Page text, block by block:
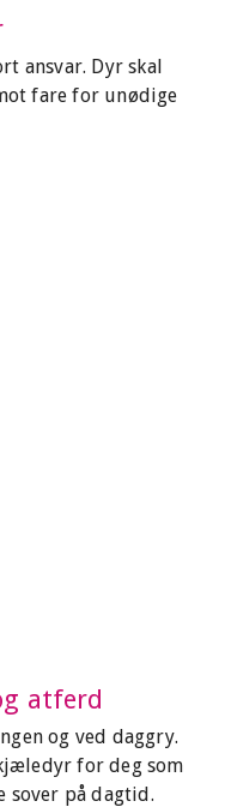
ansvar. Dyr skal
fare for unødige
atferd
og ved daggry.
for deg som
sover på dagtid.